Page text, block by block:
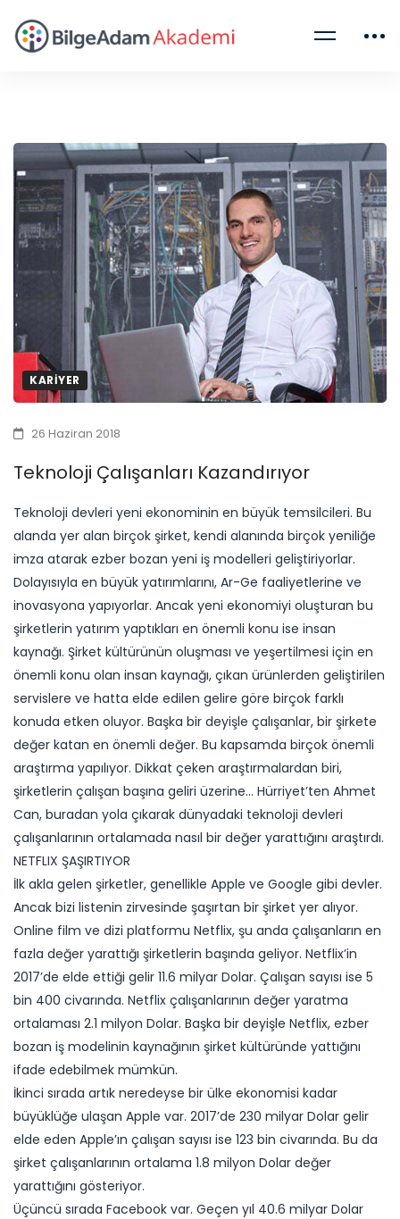
KARIYER
26 Haziran 2018
Teknoloji Çalışanları Kazandırıyor
Teknoloji devleri yeni ekonominin en büyük temsilcileri. Bu
alanda yer alan birçok şirket, kendi alanında birçok yeniliğe
imza atarak ezber bozan yeni iş modelleri geliştiriyorlar.
Dolayısıyla en büyük yatırımlarını, Ar-Ge faaliyetlerine ve
inovasyona yapıyorlar. Ancak yeni ekonomiyi oluşturan bu
şirketlerin yatırım yaptıkları en önemli konu ise insan
kaynağı. Şirket kültürünün oluşması ve yeşertilmesi için en
önemli konu olan insan kaynağı, çıkan ürünlerden geliştirilen
servislere ve hatta elde edilen gelire göre birçok farklı
konuda etken oluyor. Başka bir deyişle çalışanlar, bir şirkete
değer katan en önemli değer. Bu kapsamda birçok önemli
araştırma yapılıyor. Dikkat çeken araştırmalardan biri,
şirketlerin çalışan başına geliri üzerine… Hürriyet’ten Ahmet
Can, buradan yola çıkarak dünyadaki teknoloji devleri
çalışanlarının ortalamada nasıl bir değer yarattığını araştırdı.
NETFLIX ŞAŞIRTIYOR
İlk akla gelen şirketler, genellikle Apple ve Google gibi devler.
Ancak bizi listenin zirvesinde şaşırtan bir şirket yer alıyor.
Online film ve dizi platformu Netflix, şu anda çalışanların en
fazla değer yarattığı şirketlerin başında geliyor. Netflix’in
2017’de elde ettiği gelir 11.6 milyar Dolar. Çalışan sayısı ise 5
bin 400 civarında. Netflix çalışanlarının değer yaratma
ortalaması 2.1 milyon Dolar. Başka bir deyişle Netflix, ezber
bozan iş modelinin kaynağının şirket kültüründe yattığını
ifade edebilmek mümkün.
İkinci sırada artık neredeyse bir ülke ekonomisi kadar
büyüklüğe ulaşan Apple var. 2017’de 230 milyar Dolar gelir
elde eden Apple’ın çalışan sayısı ise 123 bin civarında. Bu da
şirket çalışanlarının ortalama 1.8 milyon Dolar değer
yarattığını gösteriyor.
Üçüncü sırada Facebook var. Geçen yıl 40.6 milyar Dolar